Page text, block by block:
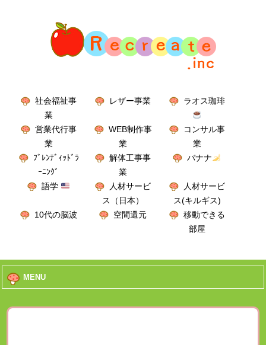
社会福祉事
業
レザー事業 ラオス珈琲
営業代行事
業
WEB制作事
業
コンサル事
業
ﾌﾞﾚﾝﾃﾞｨｯﾄﾞﾗ
ｰﾆﾝｸﾞ
解体工事事
業
バナナ
語学
人材サービ
ス（日本）
人材サービ
ス(キルギス)
10代の脳波
空間還元
移動できる
部屋
MENU